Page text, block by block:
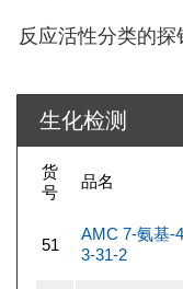
反应活性分类的探
生化检测
货
号
品名
51
AMC 7-氨基-
3-31-2